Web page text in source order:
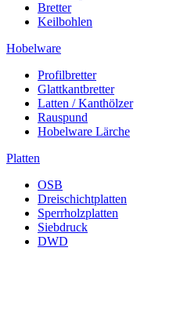
Bretter
Keilbohlen
Hobelware
Profilbretter
Glattkantbretter
Latten / Kanthölzer
Rauspund
Hobelware Lärche
Platten
OSB
Dreischichtplatten
Sperrholzplatten
Siebdruck
DWD